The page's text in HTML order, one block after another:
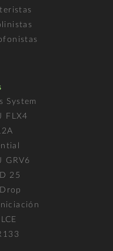
System
FLX4
GRV6
25